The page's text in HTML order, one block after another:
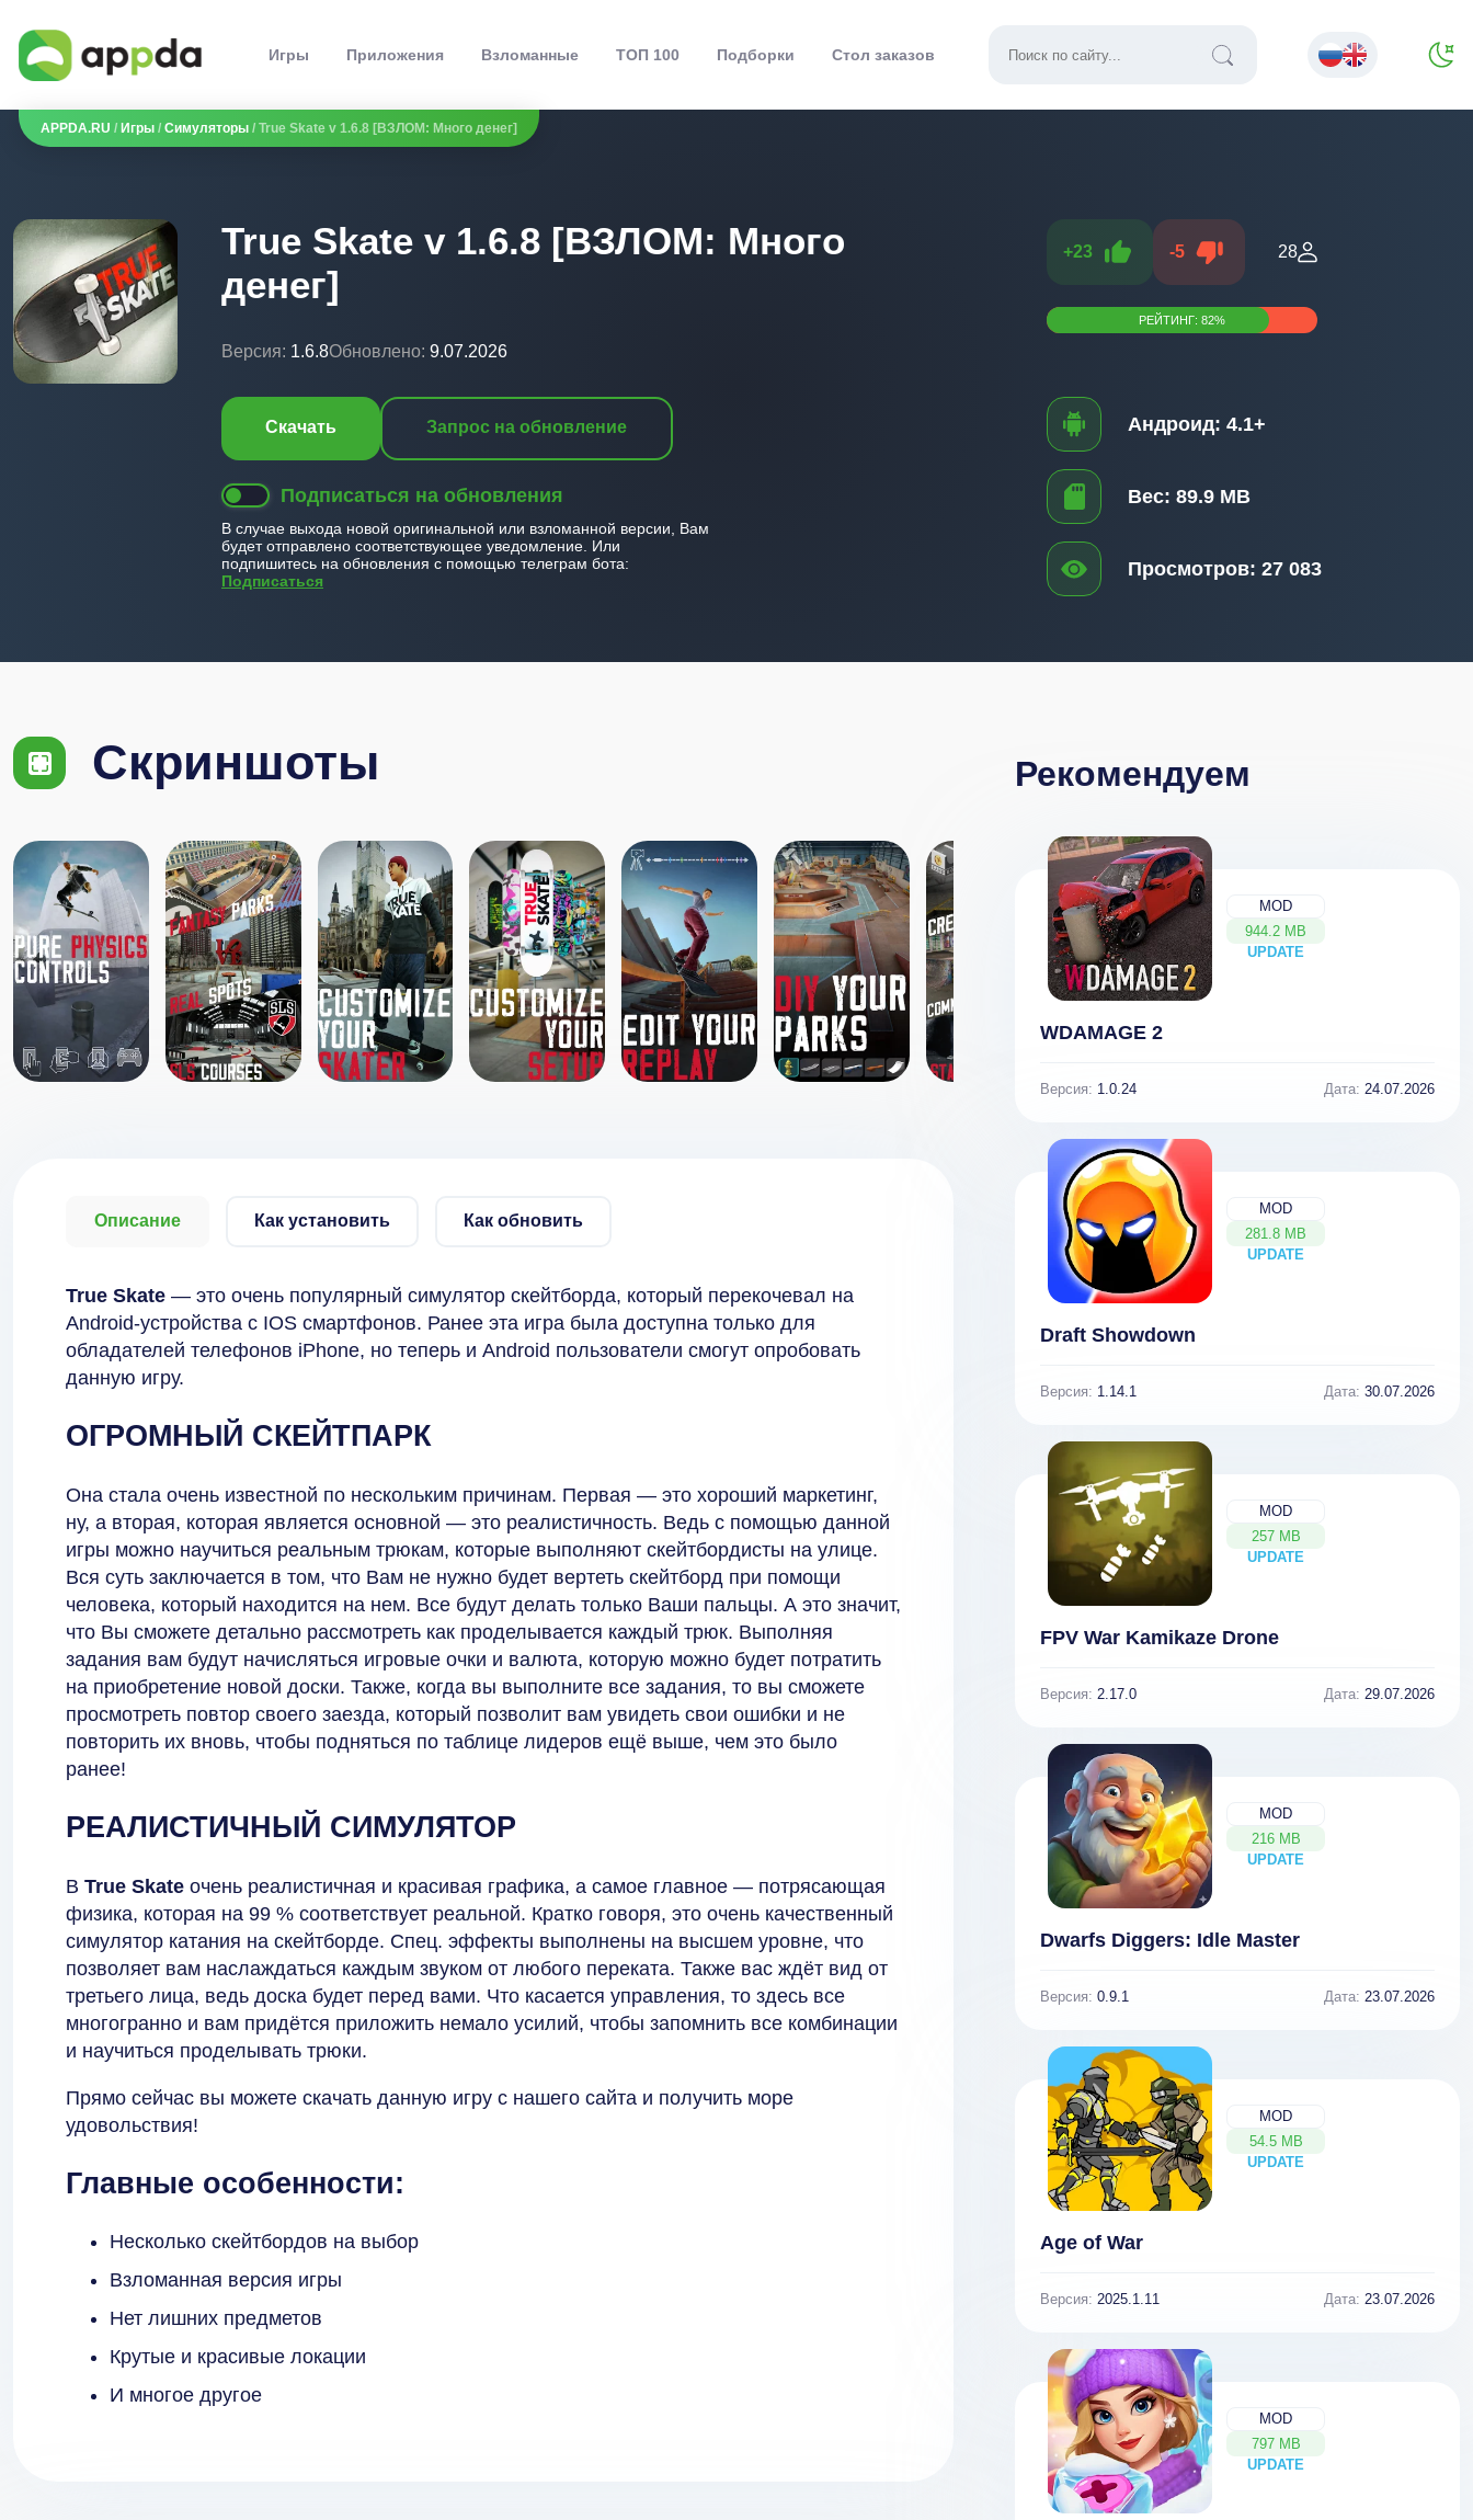
Игры Приложения Взломанные ТОП 100 Подборки Стол заказов
APPDA.RU / Игры / Симуляторы / True Skate v 1.6.8 [ВЗЛОМ: Много денег]
True Skate v 1.6.8 [ВЗЛОМ: Много
денег]
Версия: 1.6.8Обновлено: 9.07.2026
Скачать Запрос на обновление
Подписаться на обновления
В случае выхода новой оригинальной или взломанной версии, Вам
будет отправлено соответствующее уведомление. Или
подпишитесь на обновления с помощью телеграм бота:
Подписаться
+23 -5 28
РЕЙТИНГ:82%
Андроид: 4.1+
Вес: 89.9 MB
Просмотров: 27 083
Скриншоты
Описание Как установить Как обновить
True Skate — это очень популярный симулятор скейтборда, который перекочевал на
Android-устройства с IOS смартфонов. Ранее эта игра была доступна только для
обладателей телефонов iPhone, но теперь и Android пользователи смогут опробовать
данную игру.
ОГРОМНЫЙ СКЕЙТПАРК
Она стала очень известной по нескольким причинам. Первая — это хороший маркетинг,
ну, а вторая, которая является основной — это реалистичность. Ведь с помощью данной
игры можно научиться реальным трюкам, которые выполняют скейтбордисты на улице.
Вся суть заключается в том, что Вам не нужно будет вертеть скейтборд при помощи
человека, который находится на нем. Все будут делать только Ваши пальцы. А это значит,
что Вы сможете детально рассмотреть как проделывается каждый трюк. Выполняя
задания вам будут начисляться игровые очки и валюта, которую можно будет потратить
на приобретение новой доски. Также, когда вы выполните все задания, то вы сможете
просмотреть повтор своего заезда, который позволит вам увидеть свои ошибки и не
повторить их вновь, чтобы подняться по таблице лидеров ещё выше, чем это было
ранее!
РЕАЛИСТИЧНЫЙ СИМУЛЯТОР
В True Skate очень реалистичная и красивая графика, а самое главное — потрясающая
физика, которая на 99 % соответствует реальной. Кратко говоря, это очень качественный
симулятор катания на скейтборде. Спец. эффекты выполнены на высшем уровне, что
позволяет вам наслаждаться каждым звуком от любого переката. Также вас ждёт вид от
третьего лица, ведь доска будет перед вами. Что касается управления, то здесь все
многогранно и вам придётся приложить немало усилий, чтобы запомнить все комбинации
и научиться проделывать трюки.
Прямо сейчас вы можете скачать данную игру с нашего сайта и получить море
удовольствия!
Главные особенности:
Несколько скейтбордов на выбор
Взломанная версия игры
Нет лишних предметов
Крутые и красивые локации
И многое другое
Рекомендуем
MOD
944.2 MB
UPDATE
NEW
WDAMAGE 2
Версия: 1.0.24 Дата: 24.07.2026
MOD
281.8 MB
UPDATE
NEW
Draft Showdown
Версия: 1.14.1 Дата: 30.07.2026
MOD
257 MB
UPDATE
NEW
FPV War Kamikaze Drone
Версия: 2.17.0 Дата: 29.07.2026
MOD
216 MB
UPDATE
NEW
Dwarfs Diggers: Idle Master
Версия: 0.9.1 Дата: 23.07.2026
MOD
54.5 MB
UPDATE
NEW
Age of War
Версия: 2025.1.11 Дата: 23.07.2026
MOD
797 MB
UPDATE
NEW